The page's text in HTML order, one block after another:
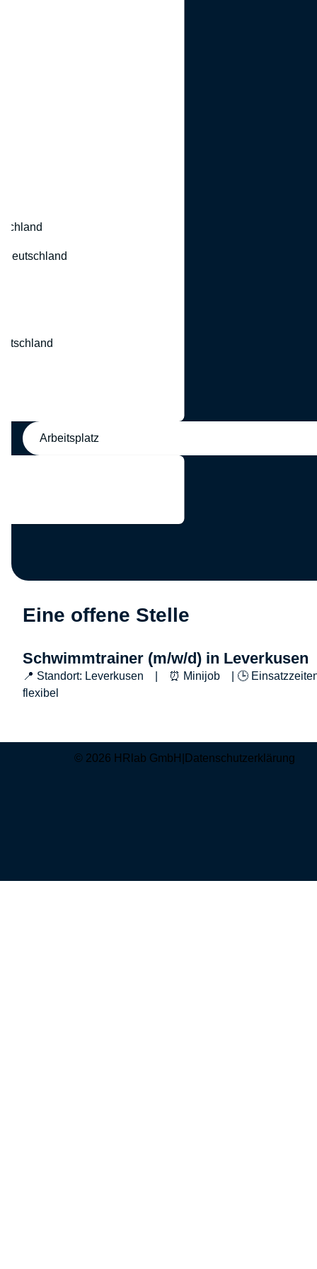
Arbeitsplatz
Eine offene Stelle
Schwimmtrainer (m/w/d) in Leverkusen
📍 Standort: Leverkusen | ⏰ Minijob | 🕒
flexibel
© 2026 HRlab GmbH Datenschutzerklärung